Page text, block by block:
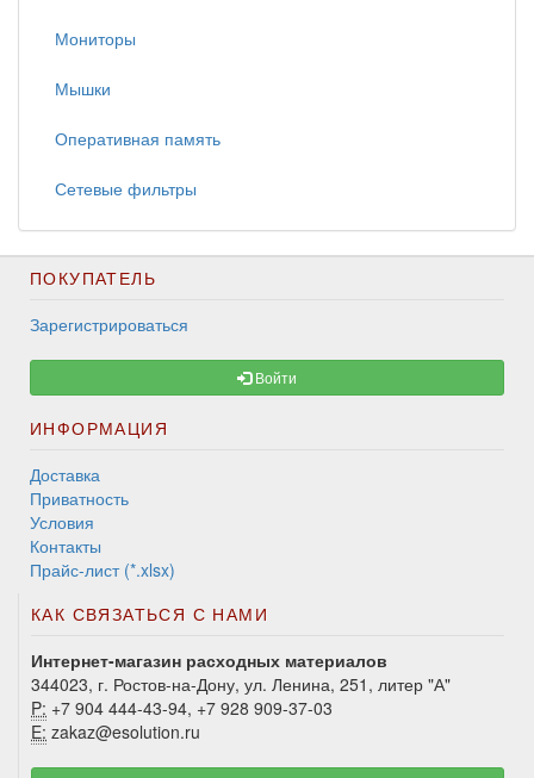
Мониторы
Мышки
Оперативная память
Сетевые фильтры
ПОКУПАТЕЛЬ
Зарегистрироваться
Войти
ИНФОРМАЦИЯ
Доставка
Приватность
Условия
Контакты
Прайс-лист (*.xlsx)
КАК СВЯЗАТЬСЯ С НАМИ
Интернет-магазин расходных материалов
344023, г. Ростов-на-Дону, ул. Ленина, 251, литер "А"
P: +7 904 444-43-94, +7 928 909-37-03
E: zakaz@esolution.ru